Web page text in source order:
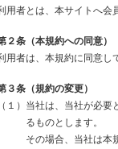
用者とは、本サイトへ会
２条（本規約への同意）
用者は、本規約に同意し
３条（規約の変更）
（１）当社は、当社が必
るものとします。
その場合、当社は本